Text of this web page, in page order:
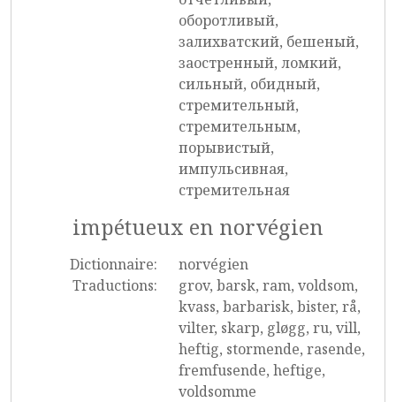
оборотливый,
залихватский, бешеный,
заостренный, ломкий,
сильный, обидный,
стремительный,
стремительным,
порывистый,
импульсивная,
стремительная
impétueux en norvégien
Dictionnaire:
norvégien
Traductions:
grov, barsk, ram, voldsom,
kvass, barbarisk, bister, rå,
vilter, skarp, gløgg, ru, vill,
heftig, stormende, rasende,
fremfusende, heftige,
voldsomme